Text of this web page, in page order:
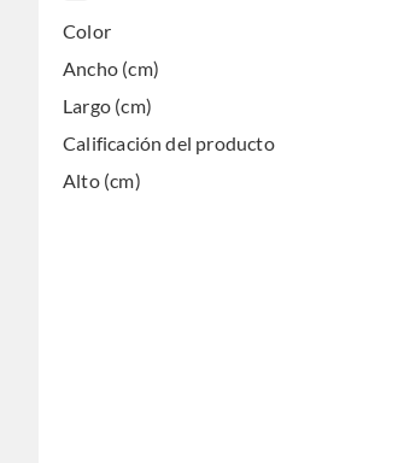
DESDE $1.000.000
Color
Ancho (cm)
Largo (cm)
Calificación del producto
Alto (cm)